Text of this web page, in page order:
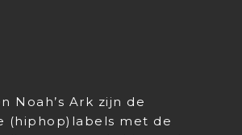
Noah’s Ark zijn de
(hiphop)labels met de